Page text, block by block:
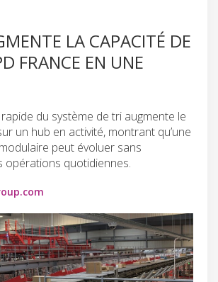
LA CAPACITÉ DE
FRANCE EN UNE
du système de tri augmente le
un hub en activité, montrant qu’une
peut évoluer sans
opérations quotidiennes.